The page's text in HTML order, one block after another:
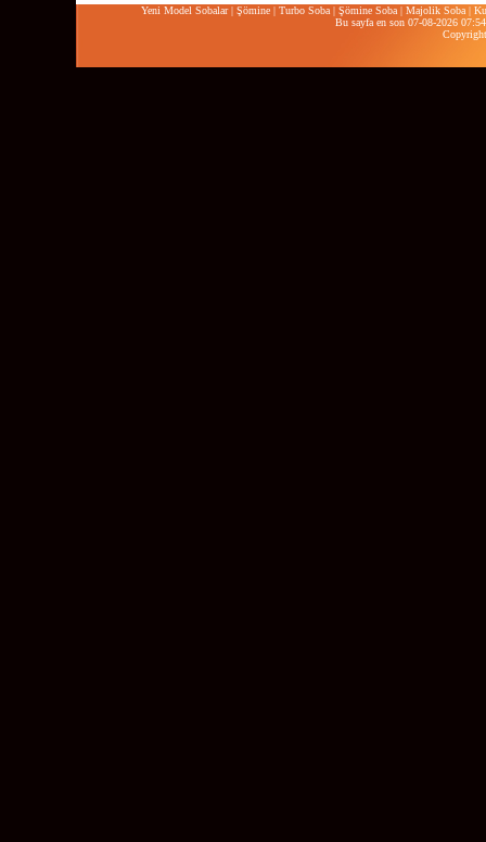
Yeni Model Sobalar| Şömine| Turbo Soba| Şömine Soba| Majolik Soba|
Bu sayfa en son 07-08-2026